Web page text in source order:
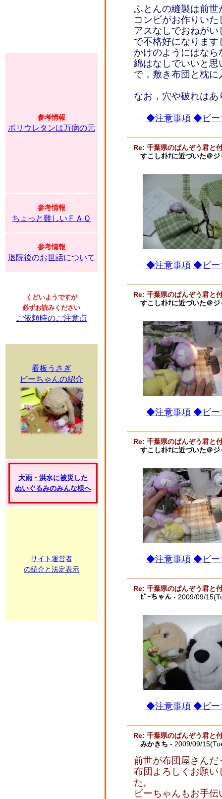
参考情報
ポリウレタンは万病の元
参考情報
ちょっと難しいＦＡＱ
参考情報
退院後のお世話について
くどいようですが
必ずお読みください
ご依頼時のご注意点
看板うさぎ
ビーちゃんの紹介
大雨・洪水に被災した
ぬいぐるみのみんな様へ
サイト運営者
の紹介と法定表示
ふとんの縫製は前世
コンビがお作りい
アスなしでおねが
で不格好になりま
かけのようにはな
綿はなしでいいと
で，敷き布団と枕に
なお，穴や破れはあ
◆注意事項 ◆ビー
Re: 千葉県のぱんぞう君と
すこしｵﾄﾅに近づいた＠
◆注意事項 ◆ビー
Re: 千葉県のぱんぞう君と
すこしｵﾄﾅに近づいた＠
◆注意事項 ◆ビー
Re: 千葉県のぱんぞう君と
すこしｵﾄﾅに近づいた＠
◆注意事項 ◆ビー
Re: 千葉県のぱんぞう君と
ﾋﾞｰちゃん - 2009/09/
◆注意事項 ◆ビー
Re: 千葉県のぱんぞう君と
みかきち - 2009/09/
前世が布団屋さんだ
布団よろしくお願
た。
ビーちゃんもお手